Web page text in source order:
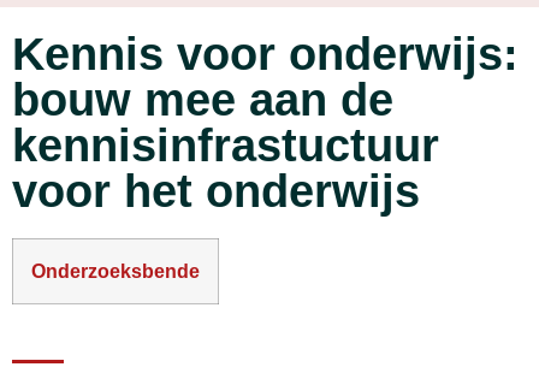
Kennis voor onderwijs:
bouw mee aan de
kennisinfrastuctuur
voor het onderwijs
Onderzoeksbende